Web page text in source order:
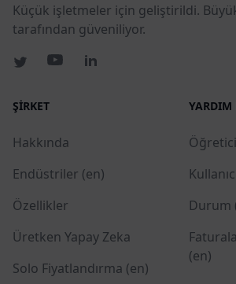
Küçük işletmeler için geliştirildi.
tarafından güveniliyor.
ŞIRKET
Hakkında
Endüstriler (en)
Özellikler
Üretken Yapay Zeka
Solo Fiyatlandırma (en)
YARDIM
Durum
(en)